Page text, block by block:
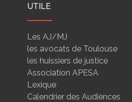
UTILE
Les AJ/MJ
les avocats de Toulouse
les huissiers de justice
Association APESA
Lexique
Calendrier des Audiences